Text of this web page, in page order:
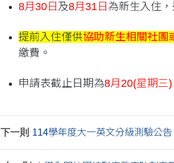
8月30日 及8月31日 為新生入住
提前入住僅供協助新生相關社團
繳費。
申請表截止日期為8月20(星期三)
下一則 114學年度大一英文分級測驗公告